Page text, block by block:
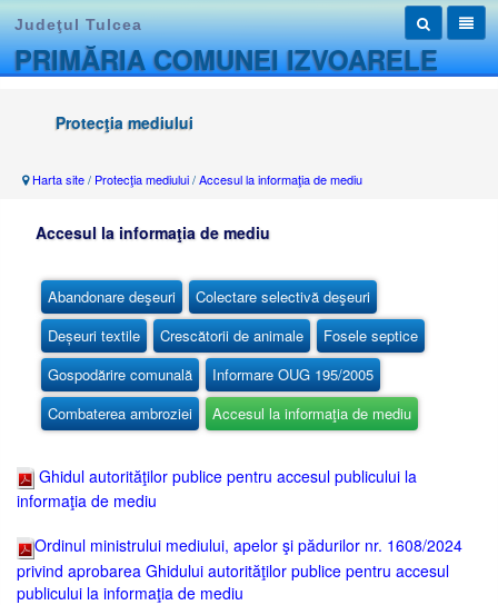
Judeţul Tulcea
PRIMĂRIA COMUNEI IZVOARELE
Protecţia mediului
Harta site/ Protecţia mediului/Accesul la informaţia de mediu
Accesul la informaţia de mediu
Abandonare deşeuri
Colectare selectivă deşeuri
Deșeuri textile
Crescătorii de animale
Fosele septice
Gospodărire comunală
Informare OUG 195/2005
Combaterea ambroziei
Accesul la informaţia de mediu
Ghidul autorităţilor publice pentru accesul publicului la
informaţia de mediu
Ordinul ministrului mediului, apelor şi pădurilor nr. 1608/2024
privind aprobarea Ghidului autorităţilor publice pentru accesul
publicului la informaţia de mediu